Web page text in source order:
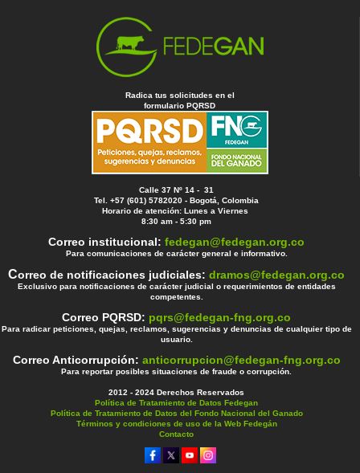
Radica tus solicitudes en el
formulario PQRSD
Calle 37 Nº 14 - 31
Tel. +57 (601) 5782020 - Bogotá, Colombia
Horario de atención: Lunes a Viernes
8:30 am - 5:30 pm
Correo institucional:fedegan@fedegan.org.co
Para comunicaciones de carácter general e informativo.
Correo de notificaciones judiciales:dramos@fedegan.org.co
Exclusivo para notificaciones de carácter judicial o requerimientos de entidades
competentes.
Correo PQRSD: pqrs@fedegan-fng.org.co
Para radicar peticiones, quejas, reclamos, sugerencias y denuncias de cualquier tipo de
usuario.
Correo Anticorrupción: anticorrupcion@fedegan-fng.org.co
Para reportar posibles situaciones de fraude o corrupción.
2012 - 2024 Derechos Reservados
Política de Tratamiento de Datos Fedegan
Política de Tratamiento de Datos del Fondo Nacional del Ganado
Términos y condiciones de uso de la Web Fedegán
Contacto